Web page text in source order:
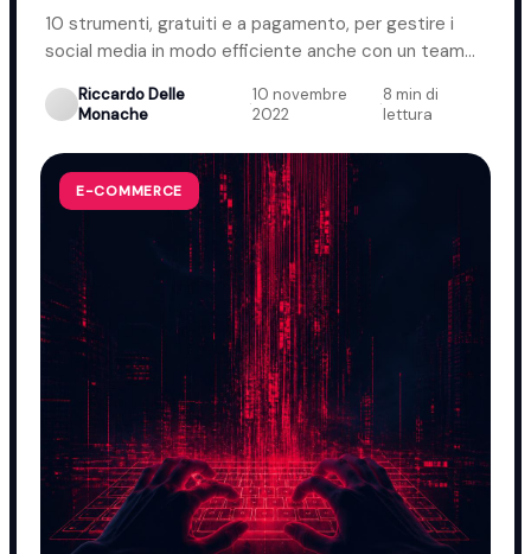
10 strumenti, gratuiti e a pagamento, per gestire i
social media in modo efficiente anche con un team
Riccardo Delle
Monache
·10 novembre
2022
·8 min di
lettura
E-COMMERCE